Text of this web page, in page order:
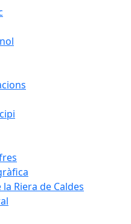
Riera de Caldes